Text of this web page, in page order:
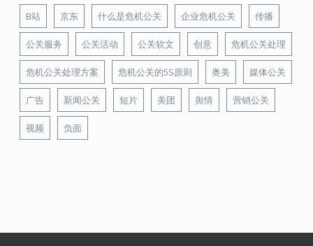
B站 京东 什么是危机公关 企业危机公关 传播
公关服务 公关活动 公关软文 创意 危机公关处理
危机公关处理方案 危机公关的5S原则 奥美 媒体公关
广告 新闻公关 短片 美团 舆情 营销公关
视频 负面